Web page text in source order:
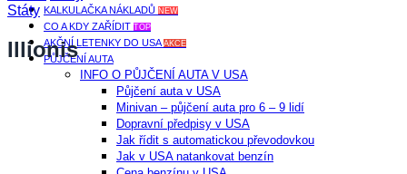
KALKULAČKA NÁKLADŮ NEW
CO A KDY ZAŘÍDIT TOP
AKČNÍ LETENKY DO USA AKCE
PŮJČENÍ AUTA
INFO O PŮJČENÍ AUTA V USA
Půjčení auta v USA
Minivan – půjčení auta pro 6 – 9 lidí
Dopravní předpisy v USA
Jak řídit s automatickou převodovkou
Jak v USA natankovat benzín
Státy
Illionis